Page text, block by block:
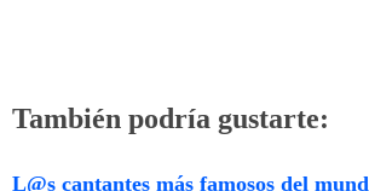
También podría gustarte:
L@s cantantes más famosos del